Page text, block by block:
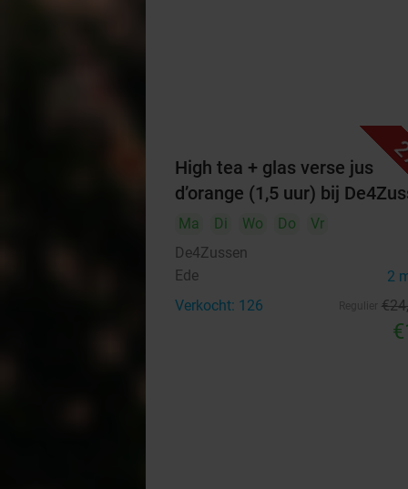
High tea + glas verse jus
d’orange (1,5 uur) bij
Ma Di Wo Do
Vr
De4Zussen
Ede 2
Verkocht: 126 €24